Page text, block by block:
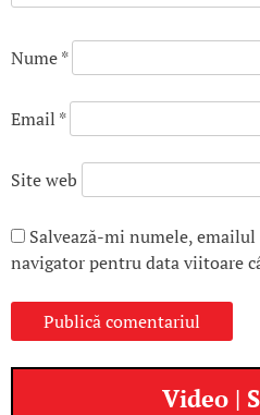
Nume*
Email *
Site web
Salvează-mi numele,
navigator pentru data viitoare
Video |